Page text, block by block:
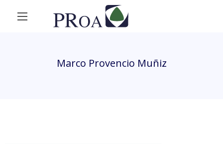
Marco Provencio Muñiz